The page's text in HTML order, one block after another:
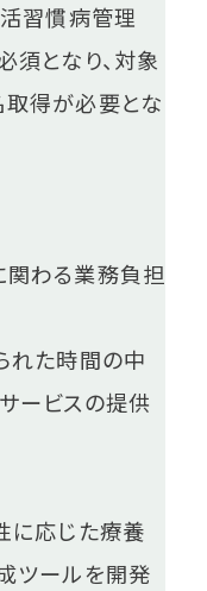
習慣病管理
須となり、対象
得が必要とな
わる業務負担
れた時間の中
ービスの提供
に応じた療養
ツールを開発